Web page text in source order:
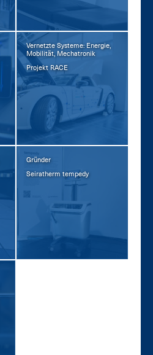
Vernetzte Systeme: Energie,
Mobilität, Mechatronik
Pro­jekt RA­CE
Gründer
Sei­ra­therm tem­pe­dy